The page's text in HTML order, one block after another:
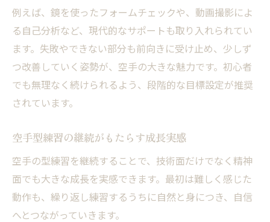
例えば、鏡を使ったフォームチェックや、動画撮影によ
る自己分析など、現代的なサポートも取り入れられてい
ます。失敗やできない部分も前向きに受け止め、少しず
つ改善していく姿勢が、空手の大きな魅力です。初心者
でも無理なく続けられるよう、段階的な目標設定が推奨
されています。
空手型練習の継続がもたらす成長実感
空手の型練習を継続することで、技術面だけでなく精神
面でも大きな成長を実感できます。最初は難しく感じた
動作も、繰り返し練習するうちに自然と身につき、自信
へとつながっていきます。